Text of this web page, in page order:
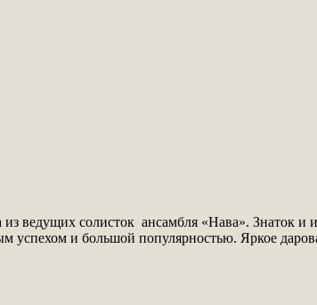
ведущих солисток ансамбля «Нава». Знаток и
успехом и большой популярностью. Яркое